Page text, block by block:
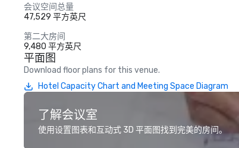
会议空间总量
47,529 平方英尺
第二大房间
9,480 平方英尺
平面图
Download floor plans for this venue.
Hotel Capacity Chart and Meeting Space Diagram
了解会议室
使用设置图表和互动式 3D 平面图找到完美的房间。